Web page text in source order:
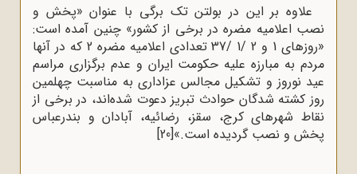
علاوه بر این در بولتن تک برگی با عنوان «پخش و
نصب اعلامیه مضره در برخی از کشور» چنین آمده است:
«روزهای 1 و 2 /1 /37 تعدادی اعلامیه مضره 2 که در آنها
مردم به مبارزه علیه حکومت ایران و عدم برگزاری مراسم
عید نوروز و تشکیل مجالس عزاداری به مناسبت چهلمین
روز کشته شدگان حوادث تبریز دعوت شده‌اند، در برخی از
نقاط شهرهای کرج، سقز، رضائیه، آبادان و بندرعباس
پخش و نصب گردیده است.»[20]